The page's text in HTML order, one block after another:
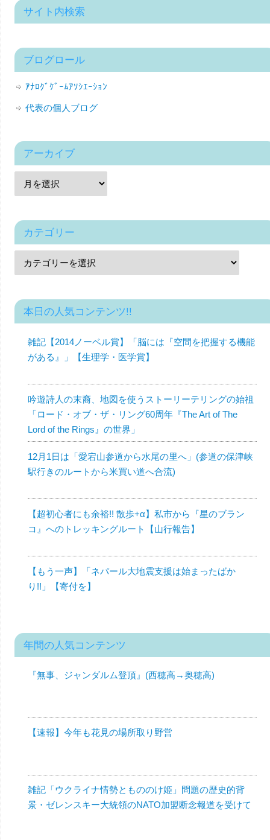
サイト内検索
ブログロール
ｱﾅﾛｸﾞｹﾞｰﾑｱｿｼｴｰｼｮﾝ
代表の個人ブログ
アーカイブ
カテゴリー
本日の人気コンテンツ!!
雑記【2014ノーベル賞】「脳には『空間を把握する機能
がある』」【生理学・医学賞】
吟遊詩人の末裔、地図を使うストーリーテリングの始祖
「ロード・オブ・ザ・リング60周年『The Art of The
Lord of the Rings』の世界」
12月1日は「愛宕山参道から水尾の里へ」(参道の保津峡
駅行きのルートから米買い道へ合流)
【超初心者にも余裕!! 散歩+α】私市から『星のブラン
コ』へのトレッキングルート【山行報告】
【もう一声】「ネパール大地震支援は始まったばか
り!!」【寄付を】
年間の人気コンテンツ
『無事、ジャンダルム登頂』(西穂高→奥穂高)
【速報】今年も花見の場所取り野営
雑記「ウクライナ情勢ともののけ姫」問題の歴史的背
景・ゼレンスキー大統領のNATO加盟断念報道を受けて